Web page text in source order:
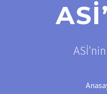
ASİ'nin